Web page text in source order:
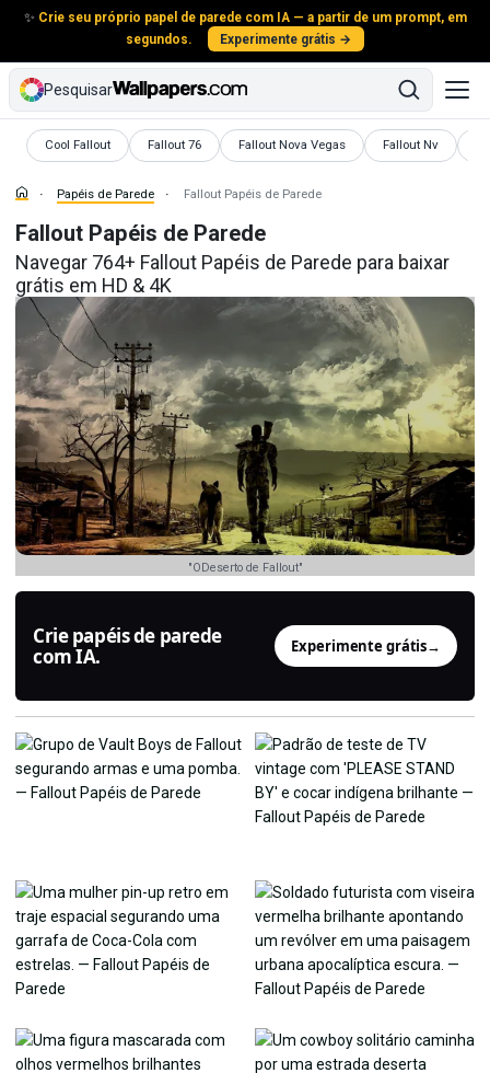
✨ Crie seu próprio papel de parede com IA — a partir de um prompt, em
segundos.
Experimente grátis →
Pesquisar
Cool Fallout
Papéis de Parede Fallout 76
Papéis de ParedeFallout Nova Vegas
Papéis de Parede Fallout Nv
Papéis de Parede
Papéis de Parede Fallout Papéis de Parede
Fallout Papéis de Parede
Navegar 764+ Fallout Papéis de Parede para baixar
grátis em HD & 4K
"ODeserto de Fallout"
Crie papéis de parede
com IA.
Experimente grátis→